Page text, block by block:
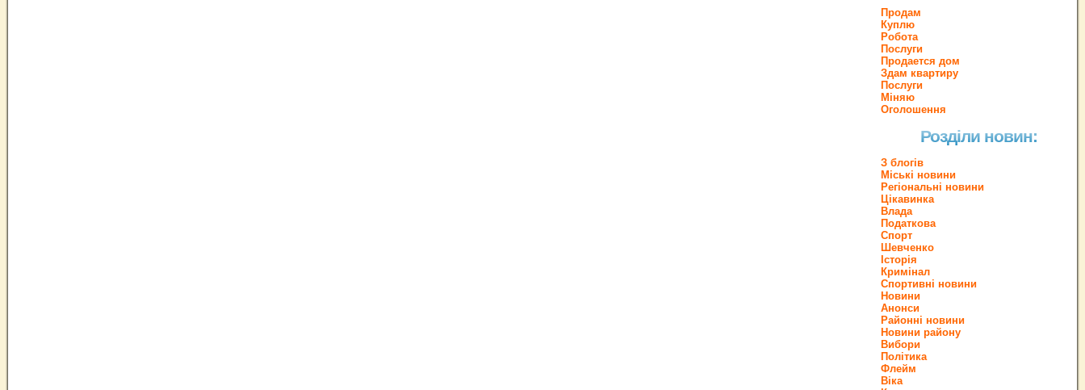
Продам
Куплю
Робота
Послуги
Продается дом
Здам квартиру
Послуги
Міняю
Оголошення
Розділи новин:
З блогів
Міські новини
Регіональні новини
Цікавинка
Влада
Податкова
Спорт
Шевченко
Історія
Кримінал
Спортивні новини
Новини
Анонси
Районні новини
Новини району
Вибори
Політика
Флейм
Віка